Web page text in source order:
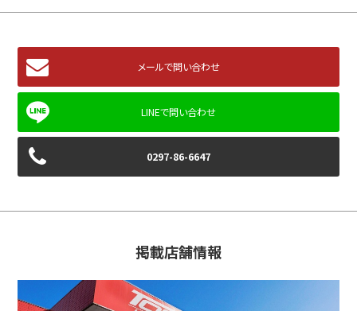
メールで問い合わせ
0297-86-6647
掲載店舗情報